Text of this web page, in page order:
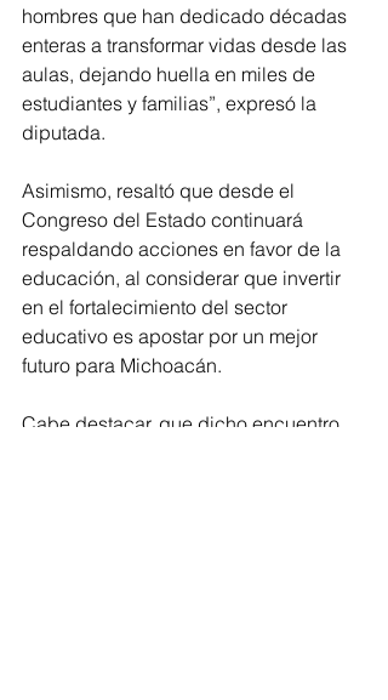
hombres que han dedicado décadas
enteras a transformar vidas desde las
aulas, dejando huella en miles de
estudiantes y familias”, expresó la
diputada.
Asimismo, resaltó que desde el
Congreso del Estado continuará
respaldando acciones en favor de la
educación, al considerar que invertir
en el fortalecimiento del sector
educativo es apostar por un mejor
futuro para Michoacán.
Cabe destacar, que dicho encuentro